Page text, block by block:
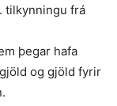
tilkynningu frá
þegar hafa
og gjöld fyrir